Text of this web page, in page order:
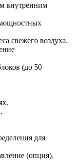
внутренним
свежего воздуха.
(до 50
для
(опция).